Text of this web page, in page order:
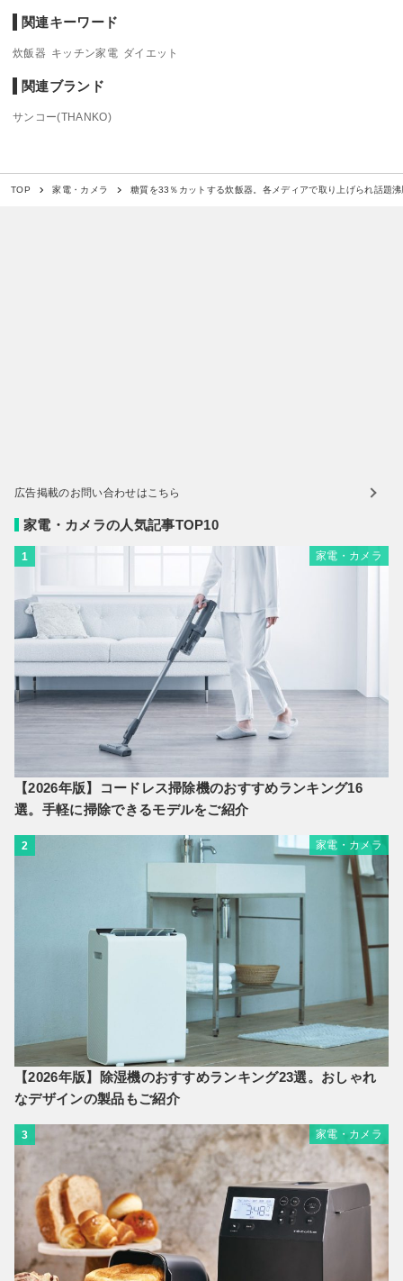
関連キーワード
炊飯器 キッチン家電 ダイエット
関連ブランド
サンコー(THANKO)
TOP 家電・カメラ 糖質を33％カットする炊飯器。各メディアで取り上げられ話題沸
広告掲載のお問い合わせはこちら
家電・カメラの人気記事TOP10
1 家電・カメラ
【2026年版】コードレス掃除機のおすすめランキング16
選。手軽に掃除できるモデルをご紹介
2 家電・カメラ
【2026年版】除湿機のおすすめランキング23選。おしゃれ
なデザインの製品もご紹介
3 家電・カメラ